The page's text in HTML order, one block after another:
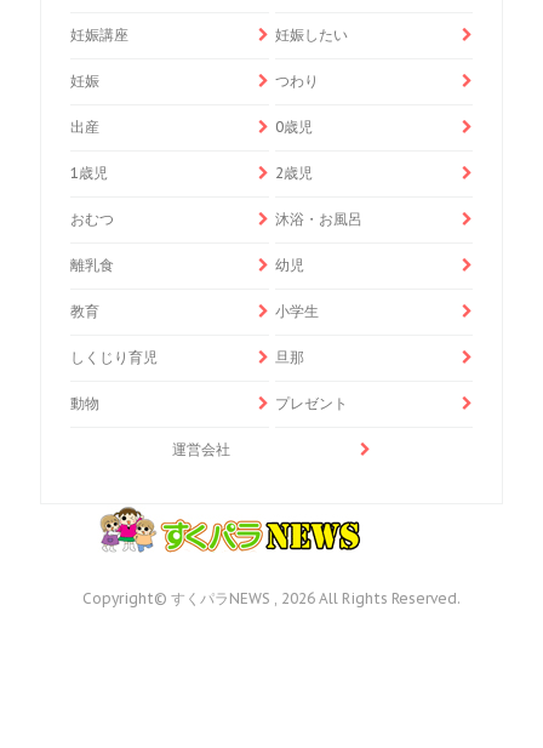
妊娠講座 妊娠したい
妊娠 つわり
出産 0歳児
1歳児 2歳児
おむつ 沐浴・お風呂
離乳食 幼児
教育 小学生
しくじり育児 旦那
動物 プレゼント
運営会社
Copyright© すくパラNEWS , 2026 All Rights Reserved.